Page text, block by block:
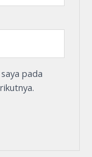
pada